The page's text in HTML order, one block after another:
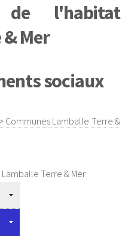
de l'habitat
Mer
sociaux
> Communes Lamballe Terre &
Lamballe Terre & Mer